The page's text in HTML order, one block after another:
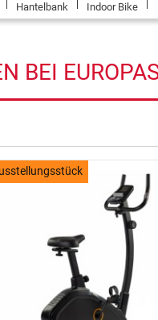
Hantelbank Indoor Bike
BEI